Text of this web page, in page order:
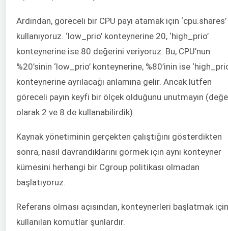
Ardından, göreceli bir CPU payı atamak için ‘cpu.shares’
kullanıyoruz. ‘low_prio’ konteynerine 20, ‘high_prio’
konteynerine ise 80 değerini veriyoruz. Bu, CPU’nun
%20’sinin ‘low_prio’ konteynerine, %80’inin ise
konteynerine ayrılacağı anlamına gelir. Ancak lütfen
göreceli payın keyfi bir ölçek olduğunu unutmayın
olarak 2 ve 8 de kullanabilirdik).
Kaynak yönetiminin gerçekten çalıştığını gösterdikten
sonra, nasıl davrandıklarını görmek için aynı konteyner
kümesini herhangi bir Cgroup politikası olmadan
başlatıyoruz.
Referans olması açısından, konteynerleri başlatmak için
kullanılan komutlar şunlardır.